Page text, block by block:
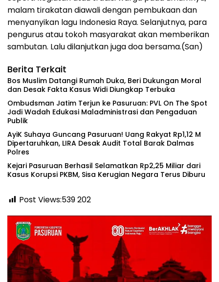
malam tirakatan diawali dengan pembukaan dan
menyanyikan lagu Indonesia Raya. Selanjutnya, para
pengurus atau tokoh masyarakat akan memberikan
sambutan. Lalu dilanjutkan juga doa bersama.(San)
Berita Terkait
‎Bos Muslim Datangi Rumah Duka, Beri Dukungan Moral
dan Desak Fakta Kasus Widi Diungkap Terbuka
‎Ombudsman Jatim Terjun ke Pasuruan: PVL On The Spot
Jadi Wadah Edukasi Maladministrasi dan Pengaduan
Publik
‎AyiK Suhaya Guncang Pasuruan! Uang Rakyat Rp1,12 M
Dipertaruhkan, LIRA Desak Audit Total Barak Dalmas
Polres
Kejari Pasuruan Berhasil Selamatkan Rp2,25 Miliar dari
Kasus Korupsi PKBM, Sisa Kerugian Negara Terus Diburu
Post Views:539202